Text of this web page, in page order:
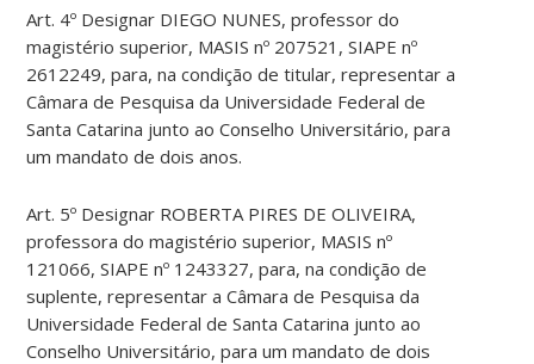
Art. 4º Designar DIEGO NUNES, professor do
magistério superior, MASIS nº 207521, SIAPE nº
2612249, para, na condição de titular, representar a
Câmara de Pesquisa da Universidade Federal de
Santa Catarina junto ao Conselho Universitário, para
um mandato de dois anos.
Art. 5º Designar ROBERTA PIRES DE OLIVEIRA,
professora do magistério superior, MASIS nº
121066, SIAPE nº 1243327, para, na condição de
suplente, representar a Câmara de Pesquisa da
Universidade Federal de Santa Catarina junto ao
Conselho Universitário, para um mandato de dois